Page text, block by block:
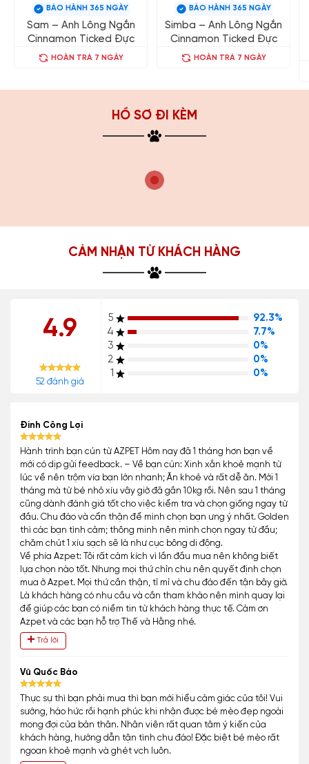
BẢO HÀNH 365 NGÀY
Sam – Anh Lông Ngắn
Cinnamon Ticked Đực
HOÀN TRẢ 7 NGÀY
BẢO HÀNH 365 NGÀY
Simba – Anh Lông Ngắn
Cinnamon Ticked Đực
HOÀN TRẢ 7 NGÀY
HỒ SƠ ĐI KÈM
CẢM NHẬN TỪ KHÁCH HÀNG
4.9
52 đánh giá
5
92.3%
4
7.7%
3
0%
2
0%
1
0%
Đinh Công Lợi
Hành trình bạn cún từ AZPET Hôm nay đã 1 tháng hơn bạn về
mới có dịp gửi feedback. – Về bạn cún: Xinh xắn khoẻ mạnh từ
lúc về nên trộm vía bạn lớn nhanh; Ăn khoẻ và rất dễ ăn. Mới 1
tháng mà từ bé nhỏ xíu vây giờ đã gần 10kg rồi. Nên sau 1 tháng
cũng dành đánh giá tốt cho việc kiểm tra và chọn giống ngay từ
đầu. Chu đáo và cẩn thận để mình chọn bạn ưng ý nhất. Golden
thì các bạn tình cảm; thông minh nên mình chọn ngay từ đầu;
chăm chút 1 xíu sạch sẽ là như cục bông di động.
Về phía Azpet: Tôi rất cảm kích vì lần đầu mua nên không biết
lựa chọn nào tốt. Nhưng mọi thứ chỉn chu nên quyết định chọn
mua ở Azpet. Mọi thứ cần thận, tỉ mỉ và chu đáo đến tận bây giờ.
Là khách hàng có nhu cầu và cần tham khảo nên mình quay lại
để giúp các bạn có niềm tin từ khách hàng thực tế. Cảm ơn
Azpet và các bạn hỗ trợ Thế và Hằng nhé.
Trả lời
Vũ Quốc Bảo
Thực sự thì bạn phải mua thì bạn mới hiểu cảm giác của tôi! Vui
sướng, háo hức rồi hạnh phúc khi nhận được bé mèo đẹp ngoài
mong đợi của bản thân. Nhân viên rất quan tâm ý kiến của
khách hàng, hướng dẫn tận tình chu đáo! Đặc biệt bé mèo rất
ngoan khoẻ mạnh và ghét vch luôn.